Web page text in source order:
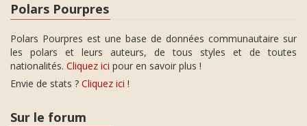
Polars Pourpres
Polars Pourpres est une base de données communautaire sur
les polars et leurs auteurs, de tous styles et de toutes
nationalités. Cliquez ici pour en savoir plus !
Envie de stats ? Cliquez ici !
Sur le forum